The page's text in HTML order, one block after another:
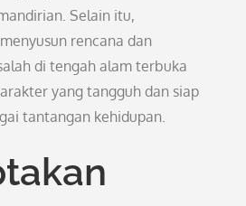
Selain itu,
rencana dan
di tengah alam terbuka
yang tangguh dan siap
tantangan kehidupan.